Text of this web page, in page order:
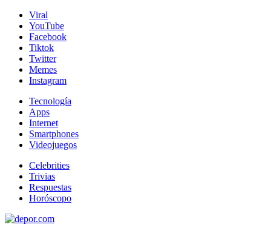
Viral
YouTube
Facebook
Tiktok
Twitter
Memes
Instagram
Tecnología
Apps
Internet
Smartphones
Videojuegos
Celebrities
Trivias
Respuestas
Horóscopo